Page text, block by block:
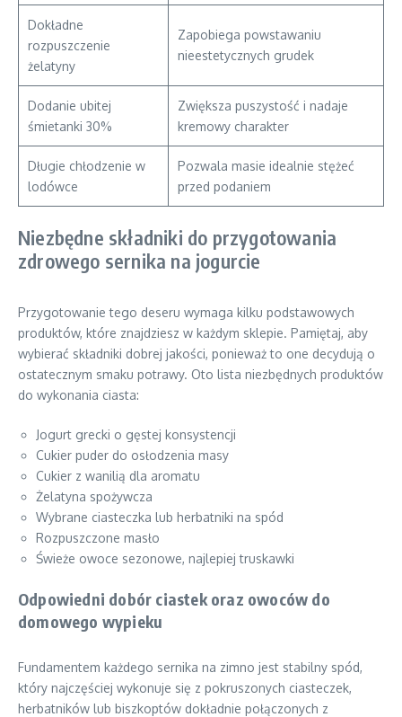
Dokładne
rozpuszczenie
żelatyny
Zapobiega powstawaniu
nieestetycznych grudek
Dodanie ubitej
śmietanki 30%
Zwiększa puszystość i nadaje
kremowy charakter
Długie chłodzenie w
lodówce
Pozwala masie idealnie stężeć
przed podaniem
Niezbędne składniki do przygotowania
zdrowego sernika na jogurcie
Przygotowanie tego deseru wymaga kilku podstawowych
produktów, które znajdziesz w każdym sklepie. Pamiętaj, aby
wybierać składniki dobrej jakości, ponieważ to one decydują o
ostatecznym smaku potrawy. Oto lista niezbędnych produktów
do wykonania ciasta:
Jogurt grecki o gęstej konsystencji
Cukier puder do osłodzenia masy
Cukier z wanilią dla aromatu
Żelatyna spożywcza
Wybrane ciasteczka lub herbatniki na spód
Rozpuszczone masło
Świeże owoce sezonowe, najlepiej truskawki
Odpowiedni dobór ciastek oraz owoców do
domowego wypieku
Fundamentem każdego sernika na zimno jest stabilny spód,
który najczęściej wykonuje się z pokruszonych ciasteczek,
herbatników lub biszkoptów dokładnie połączonych z